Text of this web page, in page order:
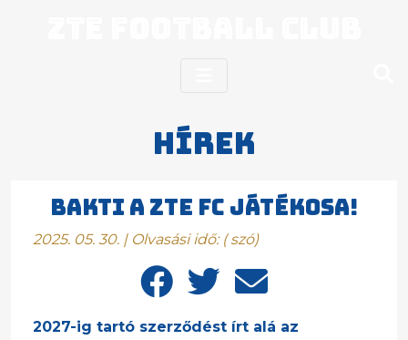
Hírek
BAKTI A ZTE FC JÁTÉKOSA!
2025. 05. 30. | Olvasási idő: (szó)
2027-ig tartó szerződést írt alá az